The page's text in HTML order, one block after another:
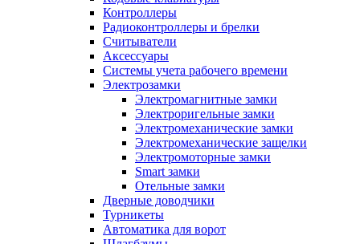
Контроллеры
Радиоконтроллеры и брелки
Считыватели
Аксессуары
Системы учета рабочего времени
Электрозамки
Электромагнитные замки
Электроригельные замки
Электромеханические замки
Электромеханические защелки
Электромоторные замки
Smart замки
Отельные замки
Дверные доводчики
Турникеты
Автоматика для ворот